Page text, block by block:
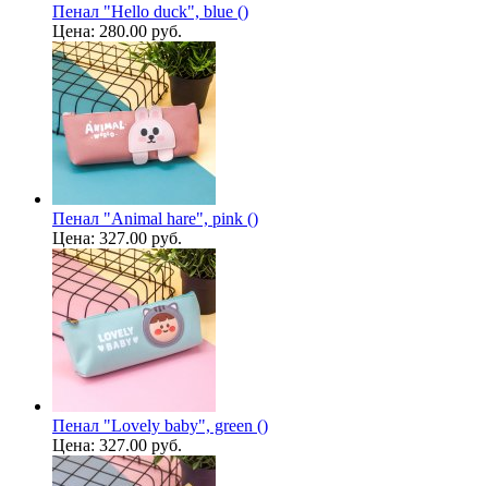
Пенал "Hello duck", blue ()
Цена: 280.00 руб.
Пенал "Animal hare", pink ()
Цена: 327.00 руб.
Пенал "Lovely baby", green ()
Цена: 327.00 руб.